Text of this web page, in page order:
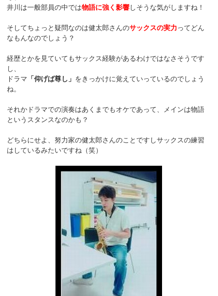
井川は一般部員の中では物語に強く影響しそうな気がしますね！
そしてちょっと疑問なのは健太郎さんのサックスの実力ってどん
なもんなのでしょう？
経歴とかを見ていてもサックス経験があるわけではなさそうです
し、
ドラマ 「仰げば尊し」 をきっかけに覚えていっているのでしょう
ね。
それかドラマでの演奏はあくまでもオケであって、メインは物語
というスタンスなのかも？
どちらにせよ、努力家の健太郎さんのことですしサックスの練習
はしているみたいですね（笑）